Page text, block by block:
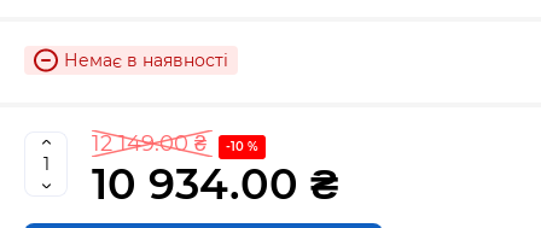
Немає в наявності
12 149.00 ₴ -10 %
10 934.00 ₴